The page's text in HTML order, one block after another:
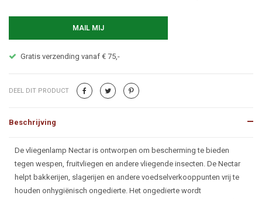
MAIL MIJ
Gratis verzending vanaf € 75,-
DEEL DIT PRODUCT
Beschrijving
Beschrijving
De vliegenlamp Nectar is ontworpen om bescherming te bieden
tegen wespen, fruitvliegen en andere vliegende insecten. De Nectar
helpt bakkerijen, slagerijen en andere voedselverkooppunten vrij te
houden onhygiënisch ongedierte. Het ongedierte wordt